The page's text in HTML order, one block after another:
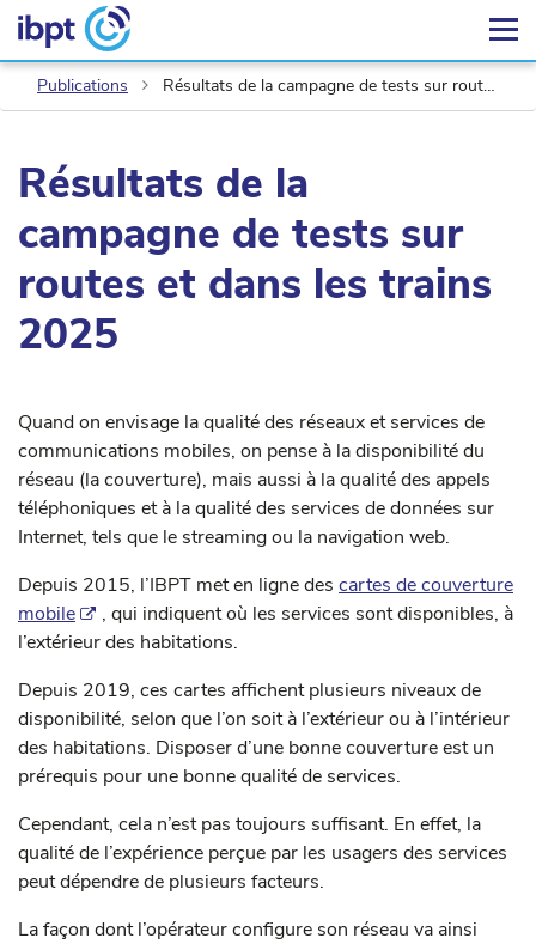
Publications Résultats de la campagne de tests sur routes et dans les trains 2025
Résultats de la
campagne de tests sur
routes et dans les trains
2025
Quand on envisage la qualité des réseaux et services de
communications mobiles, on pense à la disponibilité du
réseau (la couverture), mais aussi à la qualité des appels
téléphoniques et à la qualité des services de données sur
Internet, tels que le streaming ou la navigation web.
Depuis 2015, l’IBPT met en ligne des cartes de couverture
mobile
, qui indiquent où les services sont disponibles, à
l’extérieur des habitations.
Depuis 2019, ces cartes affichent plusieurs niveaux de
disponibilité, selon que l’on soit à l’extérieur ou à l’intérieur
des habitations. Disposer d’une bonne couverture est un
prérequis pour une bonne qualité de services.
Cependant, cela n’est pas toujours suffisant. En effet, la
qualité de l’expérience perçue par les usagers des services
peut dépendre de plusieurs facteurs.
La façon dont l’opérateur configure son réseau va ainsi